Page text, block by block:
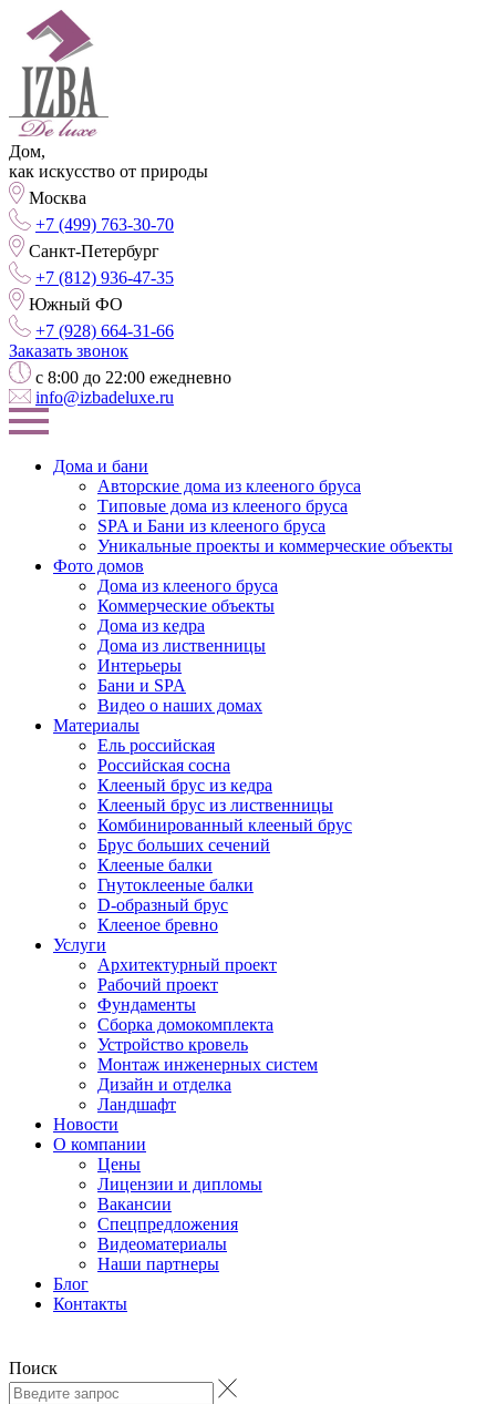
Дом,
как искусство от природы
Москва
+7 (499) 763-30-70
Санкт-Петербург
+7 (812) 936-47-35
Южный ФО
+7 (928) 664-31-66
Заказать звонок
с 8:00 до 22:00 ежедневно
info@izbadeluxe.ru
Дома и бани
Авторские дома из клееного бруса
Типовые дома из клееного бруса
SPA и Бани из клееного бруса
Уникальные проекты и коммерческие объекты
Фото домов
Дома из клееного бруса
Коммерческие объекты
Дома из кедра
Дома из лиственницы
Интерьеры
Бани и SPA
Видео о наших домах
Материалы
Ель российская
Российская сосна
Клееный брус из кедра
Клееный брус из лиственницы
Комбинированный клееный брус
Брус больших сечений
Клееные балки
Гнутоклееные балки
D-образный брус
Клееное бревно
Услуги
Архитектурный проект
Рабочий проект
Фундаменты
Сборка домокомплекта
Устройство кровель
Монтаж инженерных систем
Дизайн и отделка
Ландшафт
Новости
О компании
Цены
Лицензии и дипломы
Вакансии
Cпецпредложения
Видеоматериалы
Наши партнеры
Блог
Контакты
Поиск